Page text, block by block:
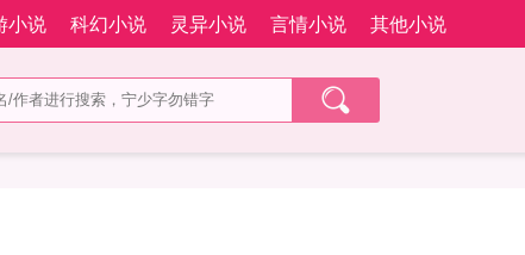
小说 科幻小说 灵异小说 言情小说 其他小说